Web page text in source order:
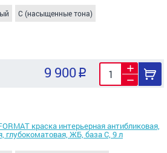
C (насыщенные тона)
9 900
краска интерьерная антибликовая,
глубокоматовая, ЖБ, база C, 9 л